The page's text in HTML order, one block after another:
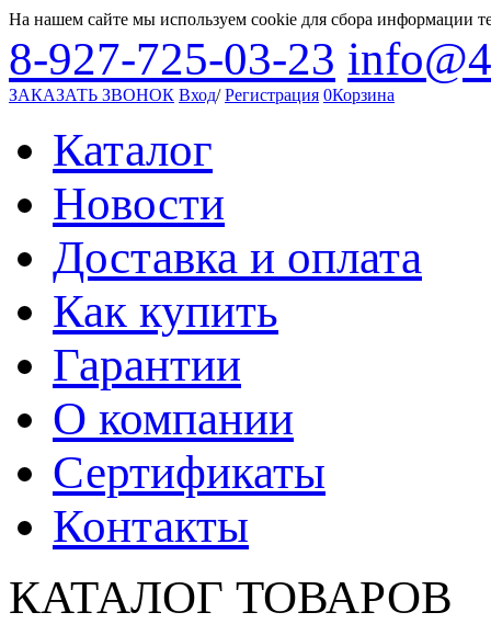
На нашем сайте мы используем cookie для сбора информации
8-927-725-03-23
ЗАКАЗАТЬ ЗВОНОК Вход/Регистрация 0Корзина
Каталог
Новости
Доставка и оплата
Как купить
Гарантии
О компании
Сертификаты
Контакты
КАТАЛОГ ТОВАРОВ